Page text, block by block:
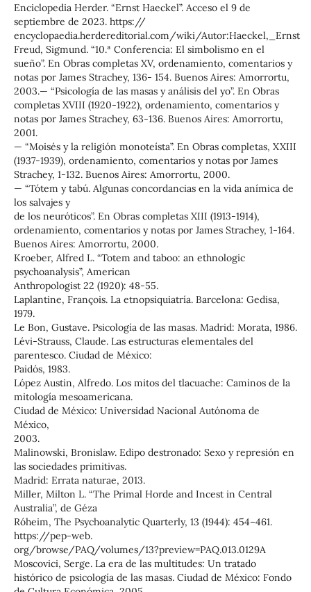
Enciclopedia Herder. “Ernst Haeckel”. Acceso el 9 de
septiembre de 2023. https://
encyclopaedia.herdereditorial.com/wiki/Autor:Haeckel,_Ernst
Freud, Sigmund. “10.ª Conferencia: El simbolismo en el
sueño”. En Obras completas XV, ordenamiento, comentarios y
notas por James Strachey, 136- 154. Buenos Aires: Amorrortu,
2003.— “Psicología de las masas y análisis del yo”. En Obras
completas XVIII (1920-1922), ordenamiento, comentarios y
notas por James Strachey, 63-136. Buenos Aires: Amorrortu,
2001.
— “Moisés y la religión monoteísta”. En Obras completas, XXIII
(1937-1939), ordenamiento, comentarios y notas por James
Strachey, 1-132. Buenos Aires: Amorrortu, 2000.
— “Tótem y tabú. Algunas concordancias en la vida anímica de
los salvajes y
de los neuróticos”. En Obras completas XIII (1913-1914),
ordenamiento, comentarios y notas por James Strachey, 1-164.
Buenos Aires: Amorrortu, 2000.
Kroeber, Alfred L. “Totem and taboo: an ethnologic
psychoanalysis”, American
Anthropologist 22 (1920): 48-55.
Laplantine, François. La etnopsiquiatría. Barcelona: Gedisa,
1979.
Le Bon, Gustave. Psicología de las masas. Madrid: Morata, 1986.
Lévi-Strauss, Claude. Las estructuras elementales del
parentesco. Ciudad de México:
Paidós, 1983.
López Austin, Alfredo. Los mitos del tlacuache: Caminos de la
mitología mesoamericana.
Ciudad de México: Universidad Nacional Autónoma de
México,
2003.
Malinowski, Bronislaw. Edipo destronado: Sexo y represión en
las sociedades primitivas.
Madrid: Errata naturae, 2013.
Miller, Milton L. “The Primal Horde and Incest in Central
Australia”, de Géza
Róheim, The Psychoanalytic Quarterly, 13 (1944): 454–461.
https://pep-web.
org/browse/PAQ/volumes/13?preview=PAQ.013.0129A
Moscovici, Serge. La era de las multitudes: Un tratado
histórico de psicología de las masas. Ciudad de México: Fondo